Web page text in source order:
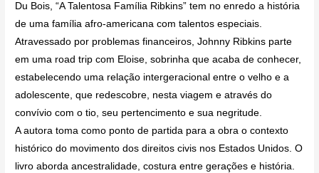
Du Bois, “A Talentosa Família Ribkins” tem no enredo a história
de uma família afro-americana com talentos especiais.
Atravessado por problemas financeiros, Johnny Ribkins parte
em uma road trip com Eloise, sobrinha que acaba de conhecer,
estabelecendo uma relação intergeracional entre o velho e a
adolescente, que redescobre, nesta viagem e através do
convívio com o tio, seu pertencimento e sua negritude.
A autora toma como ponto de partida para a obra o contexto
histórico do movimento dos direitos civis nos Estados Unidos. O
livro aborda ancestralidade, costura entre gerações e história.